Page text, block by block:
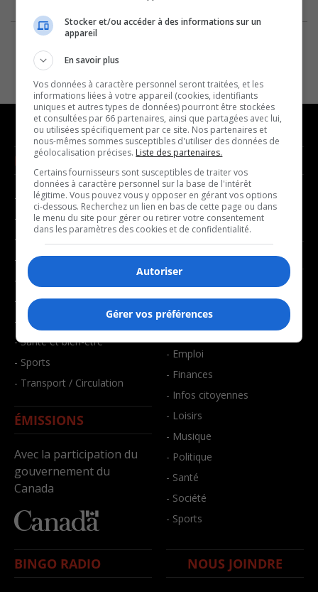
NOUVELLES
- Affaires municipales
- Communauté / Social
- Culture
- Économie
- Éducation
- Environnement
- Faits divers
- Santé et bien-être
- Sports
- Transport / Circulation
ÉMISSIONS
Avec la participation du
gouvernement du
Canada
MUSIQUE
- Décompte franco
- Joué récemment
BALADOS
- Art de vivre
- Bien-être
- Emploi
- Finances
- Infos citoyennes
- Loisirs
- Musique
- Politique
- Santé
- Société
- Sports
BINGO RADIO NOUS JOINDRE
Stocker et/ou accéder à des informations sur un
appareil
En savoir plus
Vos données à caractère personnel seront traitées, et les
informations liées à votre appareil (cookies, identifiants
uniques et autres types de données) pourront être stockées
et consultées par 66 partenaires, ainsi que partagées avec lui,
ou utilisées spécifiquement par ce site. Nos partenaires et
nous-mêmes sommes susceptibles d'utiliser des données de
géolocalisation précises. Liste des partenaires.
Certains fournisseurs sont susceptibles de traiter vos
données à caractère personnel sur la base de l'intérêt
légitime. Vous pouvez vous y opposer en gérant vos options
ci-dessous. Recherchez un lien en bas de cette page ou dans
le menu du site pour gérer ou retirer votre consentement
dans les paramètres des cookies et de confidentialité.
Autoriser
Gérer vos préférences